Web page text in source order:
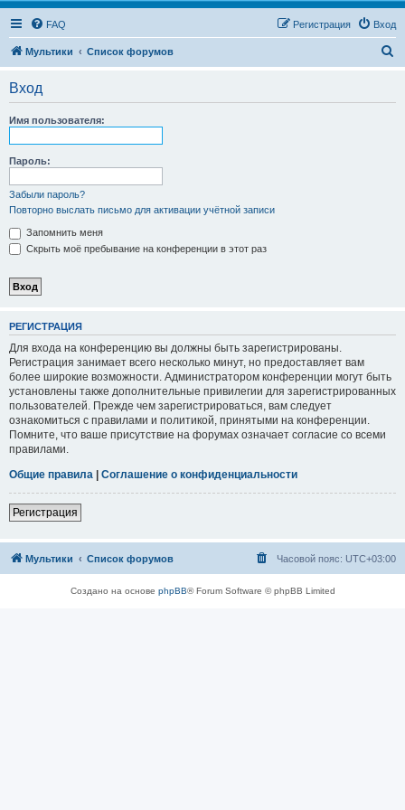
FAQ Вход
Регистрация
Мультики Список форумов
Вход
Имя пользователя:
Пароль:
Забыли пароль?
Повторно выслать письмо для активации учётной записи
Запомнить меня
Скрыть моё пребывание на конференции в этот раз
РЕГИСТРАЦИЯ
Для входа на конференцию вы должны быть зарегистрированы.
Регистрация занимает всего несколько минут, но предоставляет вам
более широкие возможности. Администратором конференции могут быть
установлены также дополнительные привилегии для зарегистрированных
пользователей. Прежде чем зарегистрироваться, вам следует
ознакомиться с правилами и политикой, принятыми на конференции.
Помните, что ваше присутствие на форумах означает согласие со всеми
правилами.
Общие правила | Соглашение о конфиденциальности
Регистрация
Мультики Список форумов Часовой пояс: UTC+03:00
Создано на основе phpBB® Forum Software © phpBB Limited